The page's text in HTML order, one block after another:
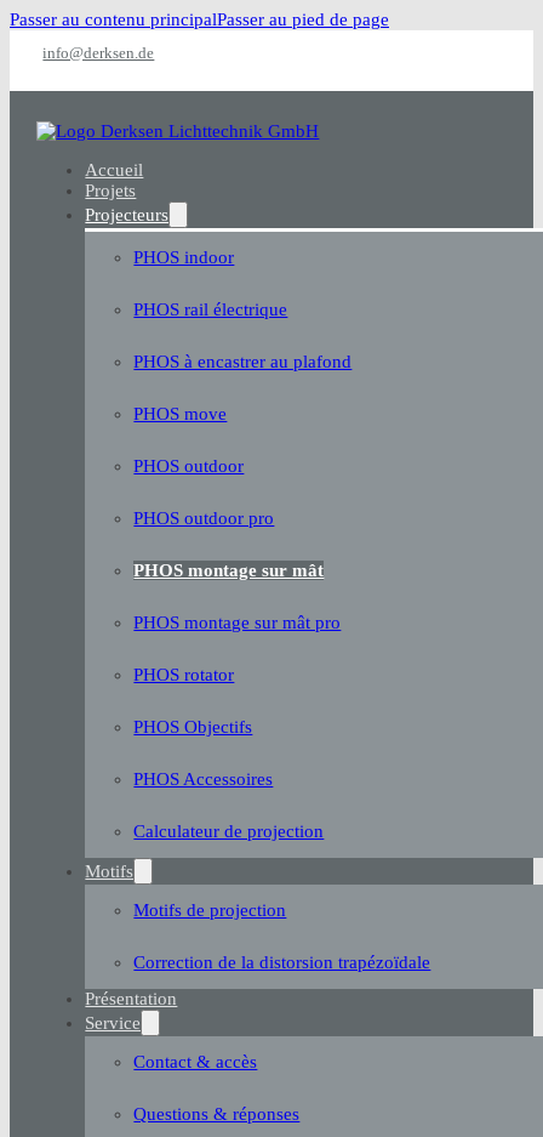
Passer au contenu principalPasser au pied de page
info@derksen.de
Accueil
Projets
Projecteurs
PHOS indoor
PHOS rail électrique
PHOS à encastrer au plafond
PHOS move
PHOS outdoor
PHOS outdoor pro
PHOS montage sur mât
PHOS montage sur mât pro
PHOS rotator
PHOS Objectifs
PHOS Accessoires
Calculateur de projection
Motifs
Motifs de projection
Correction de la distorsion trapézoïdale
Présentation
Service
Contact & accès
Questions & réponses